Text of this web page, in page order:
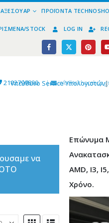
ΠΡΟΪΌΝΤΑ
STOCK LOG IN
2102799890 |
Υπεύθυνο Service Υπολογιστών|
να
Επώνυμα
AMD, I3,
Χρόνο.